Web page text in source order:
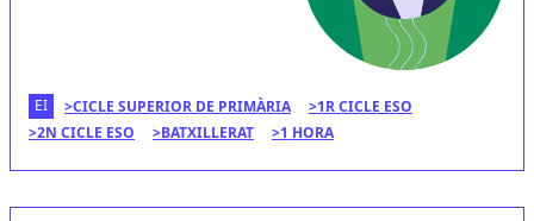
EI CICLE SUPERIOR DE PRIMÀRIA
1R CICLE ESO
2N CICLE ESO
BATXILLERAT 1 HORA